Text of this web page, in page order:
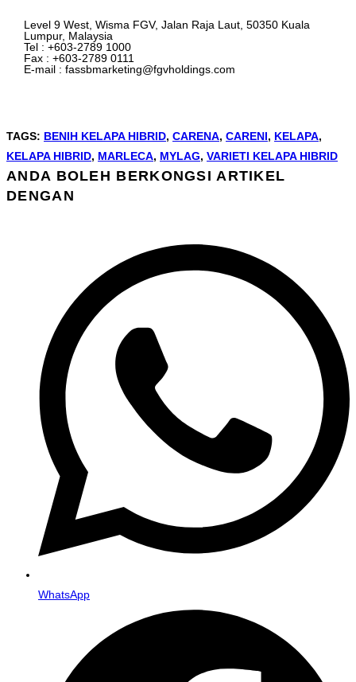
Level 9 West, Wisma FGV, Jalan Raja Laut, 50350 Kuala
Lumpur, Malaysia
Tel : +603-2789 1000
Fax : +603-2789 0111
E-mail : fassbmarketing@fgvholdings.com
TAGS: BENIH KELAPA HIBRID, CARENA, CARENI, KELAPA,
KELAPA HIBRID, MARLECA, MYLAG, VARIETI KELAPA HIBRID
ANDA BOLEH BERKONGSI ARTIKEL
DENGAN
WhatsApp